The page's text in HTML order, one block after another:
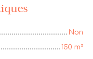
Non
150 m²